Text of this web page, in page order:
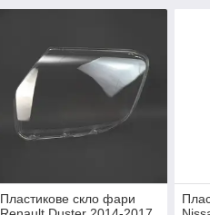
Пластикове скло фари